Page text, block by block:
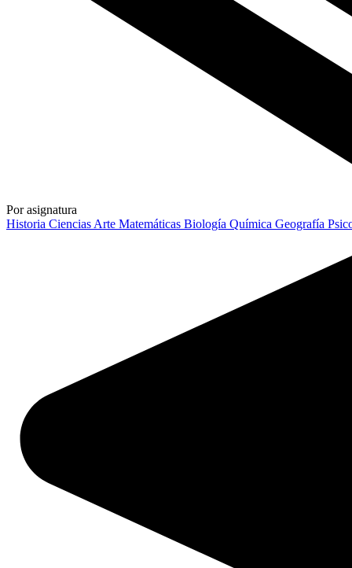
Por asignatura
Historia Ciencias Arte Matemáticas Biología Química Geografía